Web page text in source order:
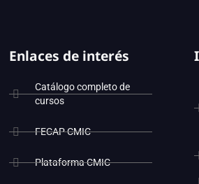
Enlaces de interés
Catálogo completo de
cursos
FECAP CMIC
Plataforma CMIC